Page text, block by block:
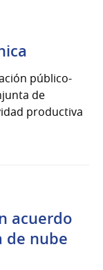
público-
de
productiva
acuerdo
de nube